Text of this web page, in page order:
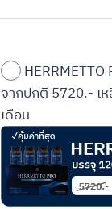
จากปกติ 5720.- เห
เดือน